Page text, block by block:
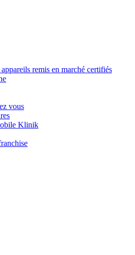
remis en marché certifiés
vous
Klinik